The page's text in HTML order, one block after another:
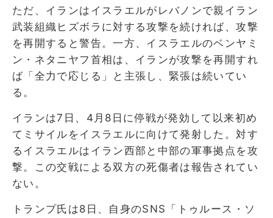
ただ、イランはイスラエルがレバノンで親イラン
武装組織ヒズボラに対する攻撃を続ければ、攻撃
を​再開すると警告。一方、イスラエルのベンヤミ
ン・ネタニヤフ首相は、イランが攻撃を再開すれ
ば「全力で応じる」と主張し、緊張は続いてい
る。
イランは7日、4月8日に停戦が発効して以来初め
てミサイルをイスラエルに向けて発射した。対す
るイスラエルはイラン西部と中部の軍事拠点を攻
撃。この交戦による双方の死傷者は報告されてい
ない。
トランプ氏は8日、自身のSNS「トゥルース・ソ